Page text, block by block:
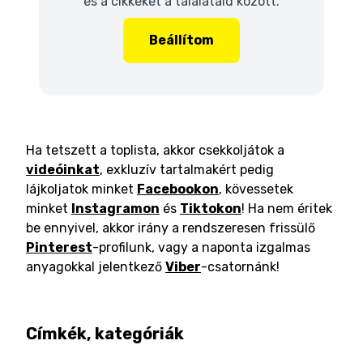
Beállítom
Ha tetszett a toplista, akkor csekkoljátok a
videóinkat, exkluzív tartalmakért pedig
lájkoljatok minket Facebookon, kövessetek
minket Instagramon és Tiktokon! Ha nem éritek
be ennyivel, akkor irány a rendszeresen frissülő
Pinterest-profilunk, vagy a naponta izgalmas
anyagokkal jelentkező Viber-csatornánk!
Címkék, kategóriák